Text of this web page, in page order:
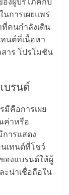
การเผยแพร่
ที่คนกำลังเดิน
นต์ที่เนื้อหา
าร โปรโมชัน
บรนด์
มีคือการเผย
ค่าหรือ
ารแสดง
เทนต์ที่โชว์
องแบรนด์ให้ผู้
ะน่าเชื่อถือใน